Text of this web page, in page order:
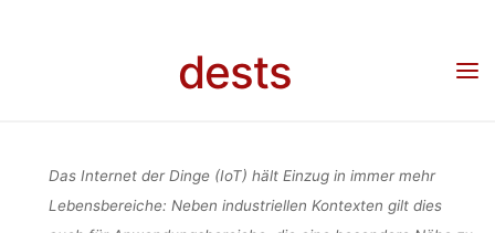
dests
DESIGN OF
INTERNET
THINGS
Call for Papers: Workshop „Socio-Technical Design of the Internet
Das Internet der Dinge (IoT) hält Einzug in immer mehr
Lebensbereiche: Neben industriellen Kontexten gilt dies